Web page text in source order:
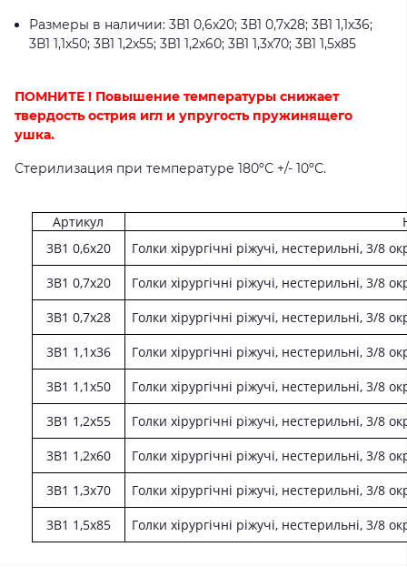
Размеры в наличии: 3В1 0,6х20; 3В1 0,7х28; 3В1 1,1х36;
3В1 1,1х50; 3В1 1,2х55; 3В1 1,2х60; 3В1 1,3х70; 3В1 1,5х85
ПОМНИТЕ ! Повышение температуры снижает
твердость острия игл и упругость пружинящего
ушка.
Стерилизация при температуре 180ºС +/- 10ºС.
Артикул
3В1 0,6х20
Голки хірургічні ріжучі, нестерильні, 3/8
3В1 0,7х20
Голки хірургічні ріжучі, нестерильні, 3/8
3В1 0,7х28
Голки хірургічні ріжучі, нестерильні, 3/8
3В1 1,1х36
Голки хірургічні ріжучі, нестерильні, 3/8
3В1 1,1х50
Голки хірургічні ріжучі, нестерильні, 3/8
3В1 1,2х55
Голки хірургічні ріжучі, нестерильні, 3/8
3В1 1,2х60
Голки хірургічні ріжучі, нестерильні, 3/8
3В1 1,3х70
Голки хірургічні ріжучі, нестерильні, 3/8
3В1 1,5х85
Голки хірургічні ріжучі, нестерильні, 3/8